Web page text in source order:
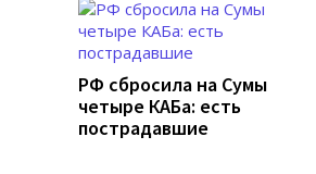
РФ сбросила на Сумы
четыре КАБа: есть
пострадавшие